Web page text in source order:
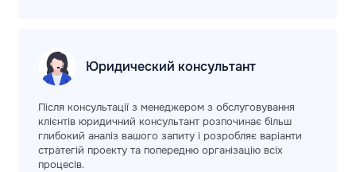
Юридический консультант
Після консультації з менеджером з обслуговування
клієнтів юридичний консультант розпочинає більш
глибокий аналіз вашого запиту і розробляє варіанти
стратегій проекту та попередню організацію всіх
процесів.